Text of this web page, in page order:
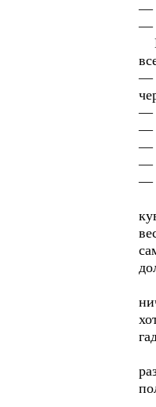
—
—
—
—
—
—
—
—